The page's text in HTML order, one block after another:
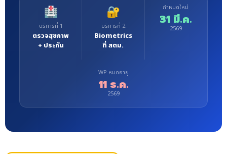
🏥
บริการที่ 1
ตรวจสุขภาพ
+ ประกัน
🔐
บริการที่ 2
Biometrics
ที่ สตม.
กำหนดใหม่
31 มี.ค.
2569
WP หมดอายุ
11 ธ.ค.
2569